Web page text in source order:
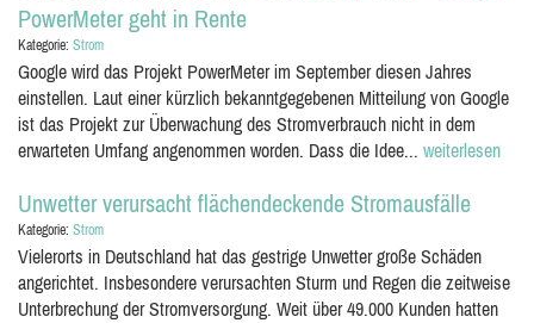
PowerMeter geht in Rente
Kategorie: Strom
Google wird das Projekt PowerMeter im September diesen Jahres
einstellen. Laut einer kürzlich bekanntgegebenen Mitteilung von Google
ist das Projekt zur Überwachung des Stromverbrauch nicht in dem
erwarteten Umfang angenommen worden. Dass die Idee... weiterlesen
Unwetter verursacht flächendeckende Stromausfälle
Kategorie: Strom
Vielerorts in Deutschland hat das gestrige Unwetter große Schäden
angerichtet. Insbesondere verursachten Sturm und Regen die zeitweise
Unterbrechung der Stromversorgung. Weit über 49.000 Kunden hatten